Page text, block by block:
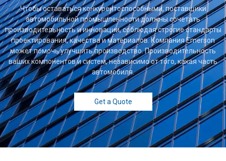
Чтобы оставаться конкурентоспособными, поставщики
автомобильной промышленности должны сочетать
производительность и инновации, соблюдая строгие стандарты
проектирования, качества и материалов. Компания Emerson
может помочь улучшить производство. Производительность
ваших компонентов и систем, независимо от того, какая часть
автомобиля.
Get a Quote